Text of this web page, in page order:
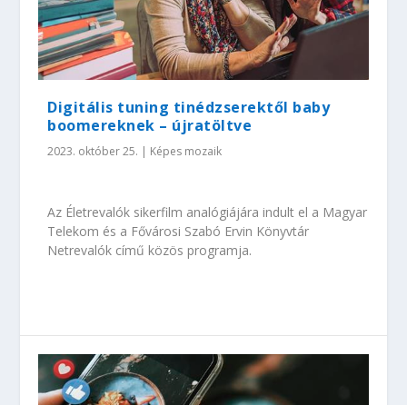
Digitális tuning tinédzserektől baby
boomereknek – újratöltve
2023. október 25. | Képes mozaik
Az Életrevalók sikerfilm analógiájára indult el a Magyar
Telekom és a Fővárosi Szabó Ervin Könyvtár
Netrevalók című közös programja.